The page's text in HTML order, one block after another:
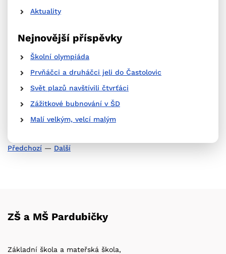
Aktuality
Nejnovější příspěvky
Školní olympiáda
Prvňáčci a druháčci jeli do Častolovic
Svět plazů navštívili čtvrťáci
Zážitkové bubnování v ŠD
Malí velkým, velcí malým
Předchozí — Další
ZŠ a MŠ Pardubičky
Základní škola a mateřská škola,